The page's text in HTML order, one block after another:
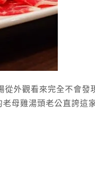
從外觀看來完全不會發
母雞湯頭老公直誇這